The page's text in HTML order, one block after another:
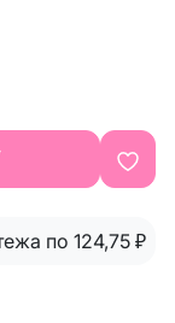
по 124,75₽